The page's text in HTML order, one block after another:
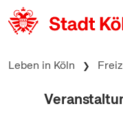
zum Inhalt springen
Leben in Köln